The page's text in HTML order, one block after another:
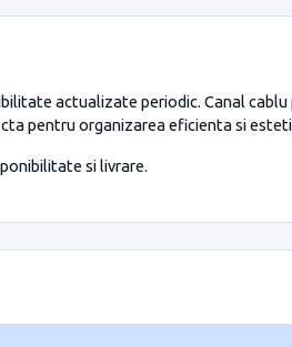
actualizate periodic. Canal cablu
pentru organizarea eficienta si
si livrare.